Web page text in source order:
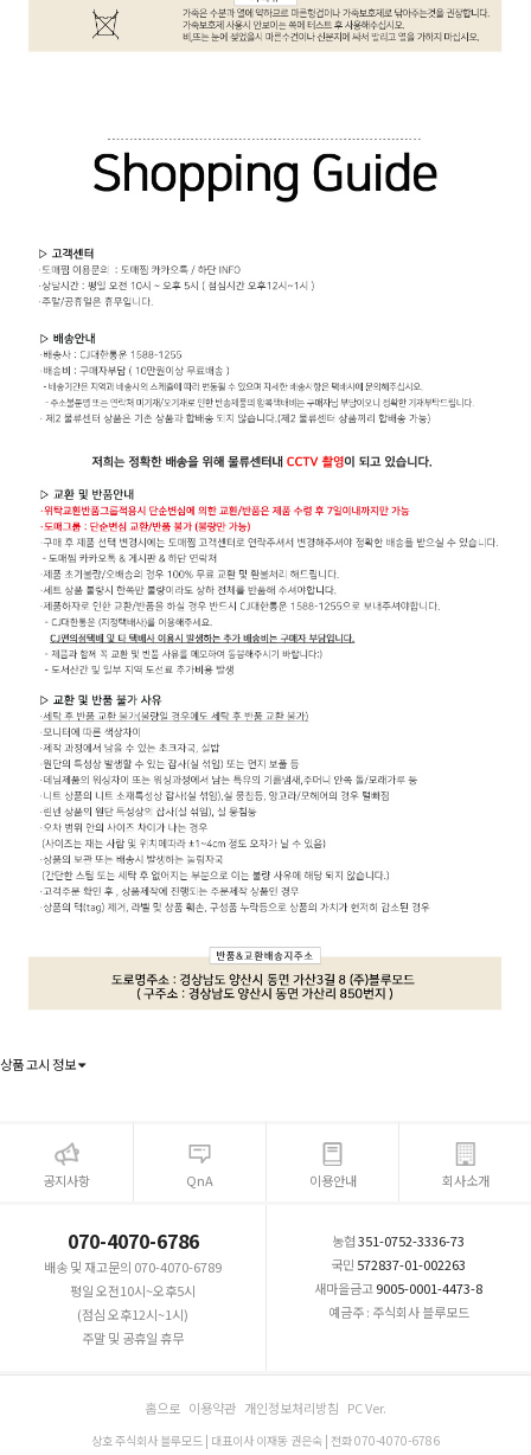
상품 고시 정보
공지사항 QnA 이용안내 회사소개
070-4070-6786
배송 및 재고문의 070-4070-6789
평일 오전10시~오후5시
(점심 오후12시~1시)
주말 및 공휴일 휴무
농협351-0752-3336-73
국민 572837-01-002263
새마을금고9005-0001-4473-8
예금주 : 주식회사 블루모드
홈으로 이용약관 개인정보처리방침 PC Ver.
상호 주식회사 블루모드 | 대표이사 이재동 권은숙 | 전화 070-4070-6786